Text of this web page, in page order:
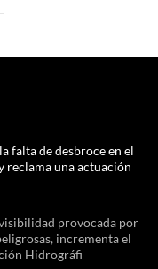
falta de desbroce en el
reclama una actuación
provocada por
incrementa el
Hidrográfi